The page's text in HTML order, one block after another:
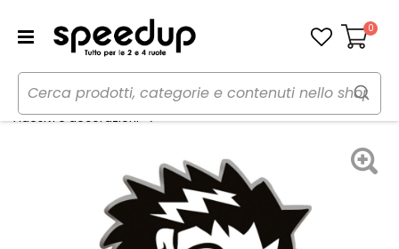
Carrello
0
Home Auto
Tuning esterno e pellicole
Adesivi e decorazioni
Emblema 3D Monello 3D - GAT